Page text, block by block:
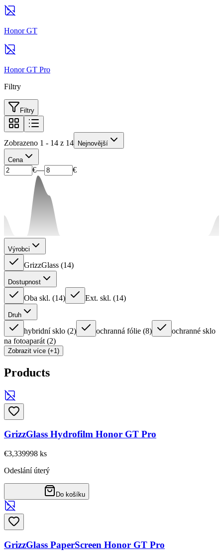
Honor GT
Honor GT Pro
Filtry
Filtry
Zobrazeno 1 - 14 z 14 Nejnovější
Cena
€— €
Výrobci
GrizzGlass (14)
Dostupnost
Oba skl. (14) Ext. skl. (14)
Druh
hybridní sklo (2) ochranná fólie (8)
ochranné sklo
na fotoaparát (2)
Zobrazit více (+1)
Products
GrizzGlass Hydrofilm Honor GT Pro
€3,339998 ks
Odeslání úterý
Do košíku
GrizzGlass PaperScreen Honor GT Pro